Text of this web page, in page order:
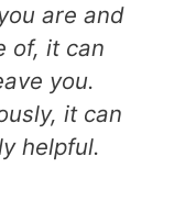
are and
of, it can
you.
it can
helpful.